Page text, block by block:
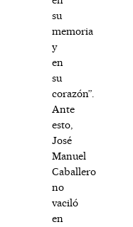
su
memoria
y
en
su
corazón”.
Ante
esto,
José
Manuel
Caballero
no
vaciló
en